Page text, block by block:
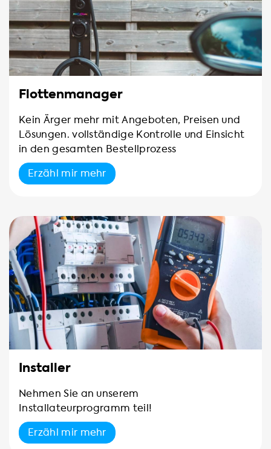
Flottenmanager
Kein Ärger mehr mit Angeboten, Preisen und
Lösungen. vollständige Kontrolle und Einsicht
in den gesamten Bestellprozess
Erzähl mir mehr
Installer
Nehmen Sie an unserem
Installateurprogramm teil!
Erzähl mir mehr